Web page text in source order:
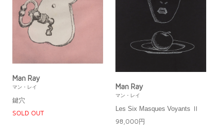
Man Ray
マン・レイ
Les Six Masques Voyants Ⅱ
98,000円
Man Ray
マン・レイ
鍵穴
SOLD OUT